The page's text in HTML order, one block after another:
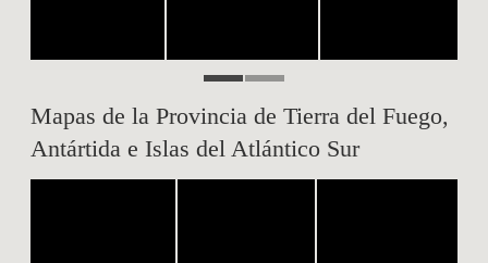
Mapas de la Provincia de Tierra del Fuego,
Antártida e Islas del Atlántico Sur